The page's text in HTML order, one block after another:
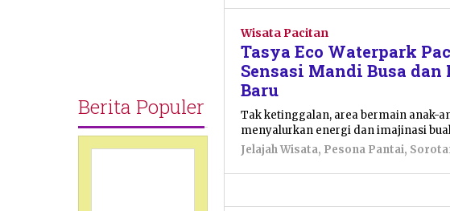
Berita Populer
Wisata Pacitan
Tasya Eco Waterpark
Sensasi Mandi Busa
Baru
Tak ketinggalan, area bermain anak-
menyalurkan energi dan imajinasi
Jelajah Wisata, Pesona Pantai,